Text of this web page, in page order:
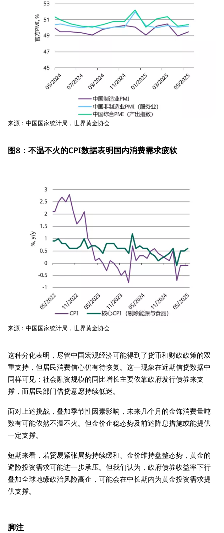
来源：中国国家统计局，世界黄金协会
图8：不温不火的CPI数据表明国内消费需求疲软
来源：中国国家统计局，世界黄金协会
这种分化表明，尽管中国宏观经济可能得到了货币和财政政策的双
重支持，但居民消费信心仍有待恢复。这一现象在近期信贷数据中
同样可见：社会融资规模的同比增长主要依靠政府发行债券来支
撑，而居民部门借贷意愿持续低迷。
面对上述挑战，叠加季节性因素影响，未来几个月的金饰消费量吨
数有可能依然不温不火。但金价企稳态势及前述降息措施或能提供
一定支撑。
短期来看，若贸易紧张局势持续缓和、金价维持盘整态势，黄金的
避险投资需求可能进一步承压。但我们认为，政府债券收益率下行
叠加全球地缘政治风险高企，可能会在中长期内为黄金投资需求提
供支撑。
脚注